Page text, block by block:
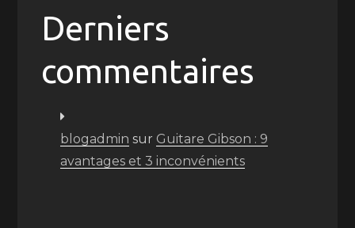
Derniers
commentaires
blogadmin sur Guitare Gibson : 9
avantages et 3 inconvénients